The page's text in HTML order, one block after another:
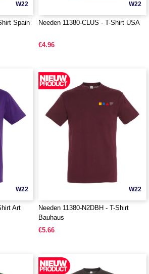
W22
Spain
W22
Needen 11380-CLUS - T-Shirt USA
€4.96
W22
Art
W22
Needen 11380-N2DBH - T-Shirt
Bauhaus
€5.66